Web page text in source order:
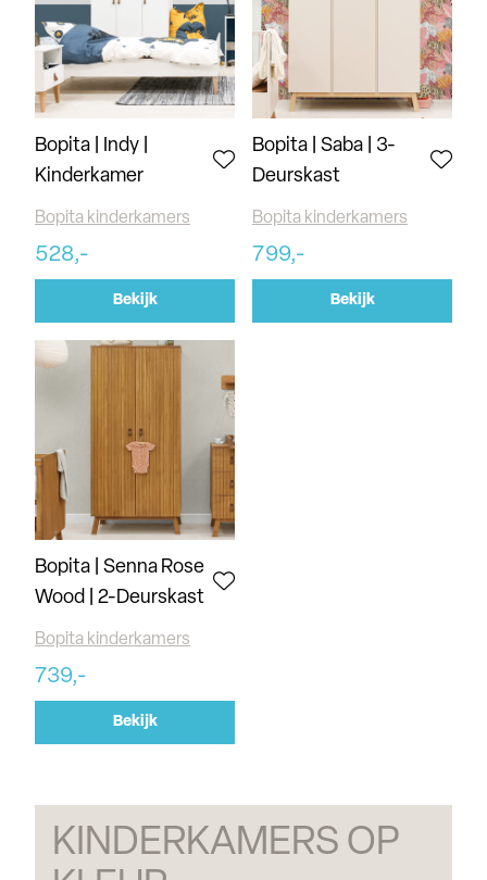
Bopita | Indy |
Kinderkamer
Bopita kinderkamers
528,-
Bekijk
Bopita | Saba | 3-
Deurskast
Bopita kinderkamers
799,-
Bekijk
Bopita | Senna Rose
Wood | 2-Deurskast
Bopita kinderkamers
739,-
Bekijk
KINDERKAMERS OP